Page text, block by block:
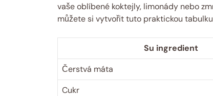
vaše oblíbené koktejly, limonády nebo
můžete si vytvořit tuto praktickou
Su ingredient
Čerstvá máta
Cukr